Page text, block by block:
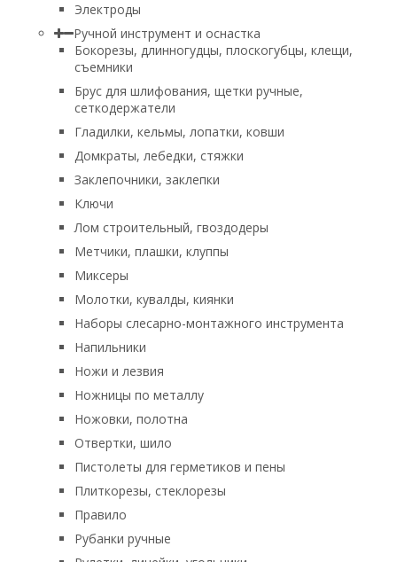
Электроды
Ручной инструмент и оснастка
Бокорезы, длинногудцы, плоскогубцы, клещи,
съемники
Брус для шлифования, щетки ручные,
сеткодержатели
Гладилки, кельмы, лопатки, ковши
Домкраты, лебедки, стяжки
Заклепочники, заклепки
Ключи
Лом строительный, гвоздодеры
Метчики, плашки, клуппы
Миксеры
Молотки, кувалды, киянки
Наборы слесарно-монтажного инструмента
Напильники
Ножи и лезвия
Ножницы по металлу
Ножовки, полотна
Отвертки, шило
Пистолеты для герметиков и пены
Плиткорезы, стеклорезы
Правило
Рубанки ручные